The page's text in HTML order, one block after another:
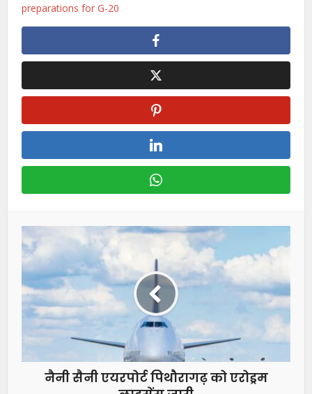
preparations for G-20
नैनी सैनी एयरपोर्ट पिथौरागढ़ को एरोड्रम